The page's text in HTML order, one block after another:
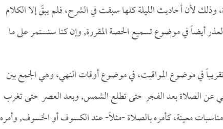
لأن أحاديث الليلة كلها سبقت في الشرح، فلم يبقَ إلا الكلام
أيضاً في موضوع تسميع الحصة المقررة, وإن كنا سنستمر على ما
في موضوع المواقيت، في موضوع أوقات النهي، وهي الجمع بين
عن الصلاة بعد الفجر حتى تطلع الشمس, وبعد العصر حتى تغرب
معينة، كأمره بالصلاة -مثلاً- عند الكسوف أو الخسوف, وأمره